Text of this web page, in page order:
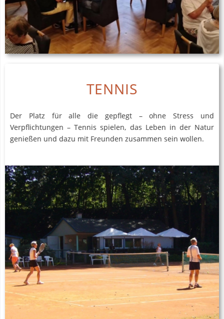
TENNIS
Der Platz für alle die gepflegt – ohne Stress und
Verpflichtungen – Tennis spielen, das Leben in der Natur
genießen und dazu mit Freunden zusammen sein wollen.
Zur Tennisabteilung